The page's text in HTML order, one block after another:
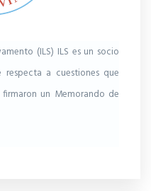
(ILS) ILS es un socio
a cuestiones que
firmaron un Memorando de